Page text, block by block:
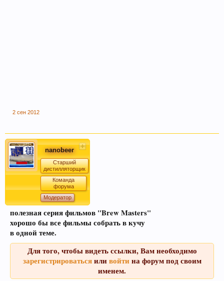
Любое общение, которое не по-теме ПРОШУ
переносить вчат.
2 сен 2012
nanobeer
Старший
дистилляторщик
Команда
форума
Модератор
полезная серия фильмов "Brew Masters"
хорошо бы все фильмы собрать в кучу
в одной теме.
Для того, чтобы видеть ссылки, Вам необходимо
зарегистрироватьсяиливойтина форум под своим
именем.